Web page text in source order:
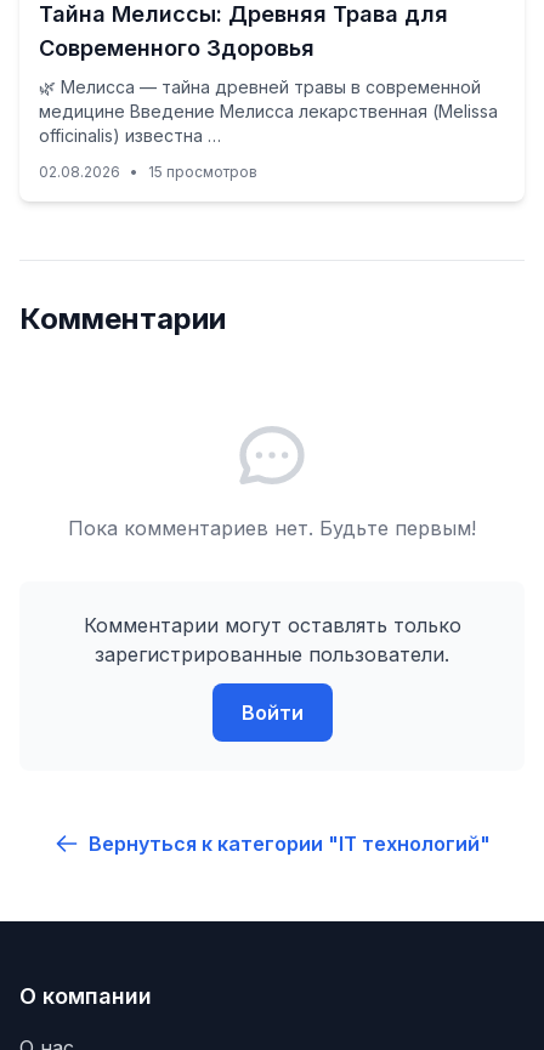
Тайна Мелиссы: Древняя Трава для
Современного Здоровья
🌿 Мелисса — тайна древней травы в современной
медицине Введение Мелисса лекарственная (Melissa
officinalis) известна …
02.08.2026 • 15 просмотров
Комментарии
Пока комментариев нет. Будьте первым!
Комментарии могут оставлять только
зарегистрированные пользователи.
Войти
Вернуться к категории "IT технологий"
О компании